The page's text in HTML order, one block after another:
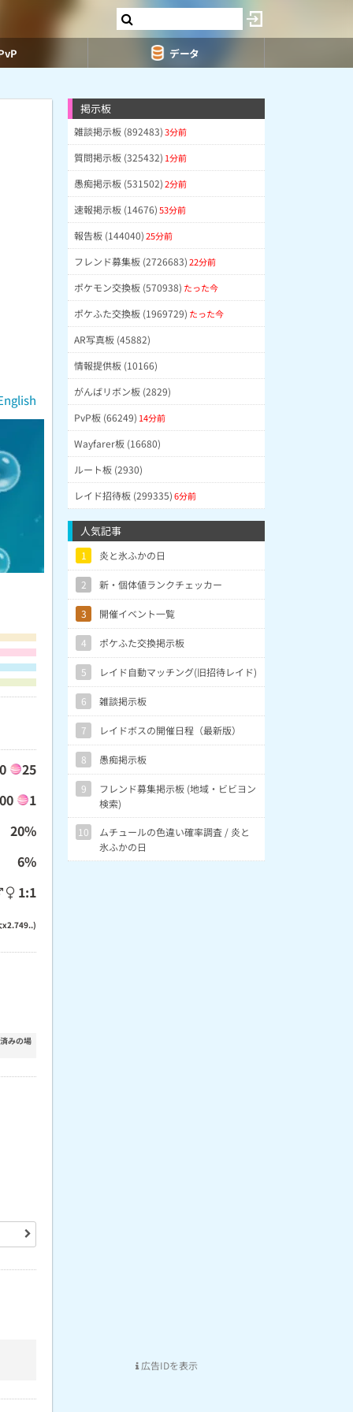
データ
25
1
20%
6%
1:1
x2.749..)
みの場
掲示板
雑談掲示板 (892483)3分前
質問掲示板 (325432) 1分前
愚痴掲示板 (531502)2分前
速報掲示板 (14676)53分前
報告板 (144040)25分前
フレンド募集板 (2726683)22分前
ポケモン交換板 (570938) たった今
ポケふた交換板 (1969729) たった今
AR写真板 (45882)
情報提供板 (10166)
がんばリボン板 (2829)
PvP板 (66249) 14分前
Wayfarer板 (16680)
ルート板 (2930)
レイド招待板 (299335)6分前
人気記事
1 炎と氷ふかの日
2 新・個体値ランクチェッカー
3 開催イベント一覧
4 ポケふた交換掲示板
5 レイド自動マッチング(旧招待レイド)
6 雑談掲示板
7 レイドボスの開催日程（最新版）
8 愚痴掲示板
9
フレンド募集掲示板 (地域・ビビヨン
検索)
10
ムチュールの色違い確率調査 / 炎と
氷ふかの日
広告IDを表示